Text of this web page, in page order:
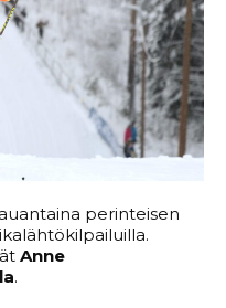
perinteisen
Anne
.